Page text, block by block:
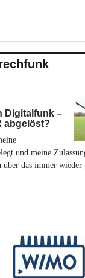
Digitalfunk –
abgelöst?
und meine
über das immer